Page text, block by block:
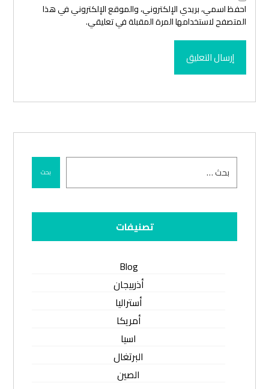
احفظ اسمي، بريدي الإلكتروني، والموقع الإلكتروني في هذا
المتصفح لاستخدامها المرة المقبلة في تعليقي.
إرسال التعليق
بحث
تصنيفات
Blog
أذربيجان
أستراليا
أمريكا
اسيا
البرتغال
الصين